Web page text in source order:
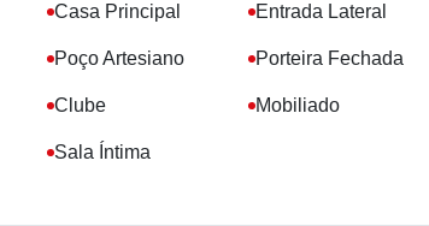
Casa Principal Entrada Lateral
Poço Artesiano Porteira Fechada
Clube Mobiliado
Sala Íntima